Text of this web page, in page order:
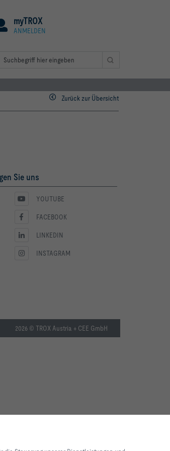
myTROX
ANMELDEN
Zurück zur Übersicht
Sie uns
YOUTUBE
FACEBOOK
LINKEDIN
INSTAGRAM
2026 © TROX Austria + CEE GmbH